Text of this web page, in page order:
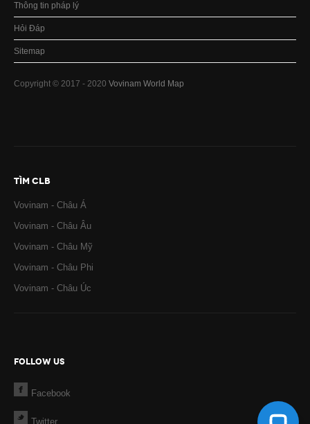
Thông tin pháp lý
Hỏi Đáp
Sitemap
Copyright © 2017 - 2020 Vovinam World Map
TÌM CLB
Vovinam - Châu Á
Vovinam - Châu Âu
Vovinam - Châu Mỹ
Vovinam - Châu Phi
Vovinam - Châu Úc
FOLLOW US
Facebook
Twitter